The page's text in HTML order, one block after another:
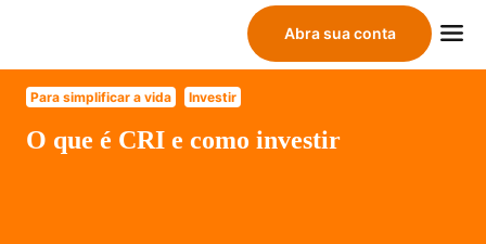
Abra sua conta
Para simplificar a vida Investir
O que é CRI e como investir